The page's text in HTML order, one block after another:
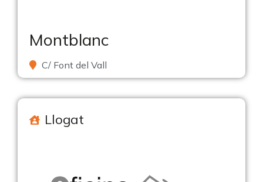
Montblanc
C/ Font del Vall
Llogat